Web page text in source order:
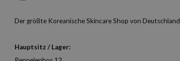
Der größte Koreanische Skincare Shop von Deutschland
Hauptsitz / Lager: